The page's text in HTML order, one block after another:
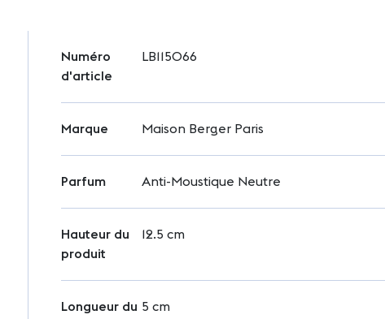
d'infos
Numéro
d'article
LB115066
Marque Maison Berger Paris
Parfum Anti-Moustique Neutre
Hauteur du
produit
12.5 cm
Longueur du 5 cm